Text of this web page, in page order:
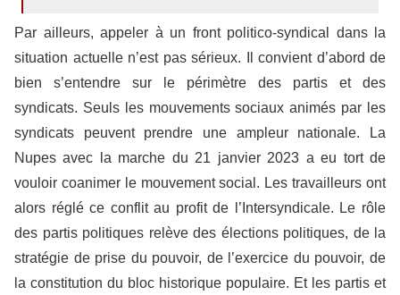
Par ailleurs, appeler à un front politico-syndical dans la
situation actuelle n’est pas sérieux. Il convient d’abord de
bien s’entendre sur le périmètre des partis et des
syndicats. Seuls les mouvements sociaux animés par les
syndicats peuvent prendre une ampleur nationale. La
Nupes avec la marche du 21 janvier 2023 a eu tort de
vouloir coanimer le mouvement social. Les travailleurs ont
alors réglé ce conflit au profit de l’Intersyndicale. Le rôle
des partis politiques relève des élections politiques, de la
stratégie de prise du pouvoir, de l’exercice du pouvoir, de
la constitution du bloc historique populaire. Et les partis et